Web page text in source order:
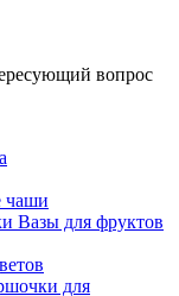
вопрос
чаши
Вазы для фруктов
для